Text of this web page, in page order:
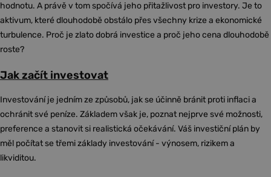
hodnotu. A právě v tom spočívá jeho přitažlivost pro investory. Je to
aktivum, které dlouhodobě obstálo přes všechny krize a ekonomické
turbulence. Proč je zlato dobrá investice a proč jeho cena dlouhodobě
roste?
Jak začít investovat
Investování je jedním ze způsobů, jak se účinně bránit proti inflaci a
ochránit své peníze. Základem však je, poznat nejprve své možnosti,
preference a stanovit si realistická očekávání. Váš investiční plán by
měl počítat se třemi základy investování - výnosem, rizikem a
likviditou.